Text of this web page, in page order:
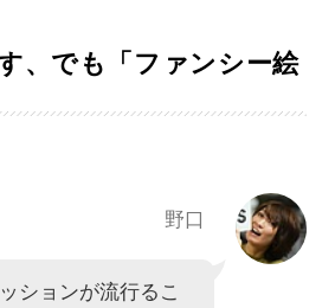
、でも「ファンシー絵
野口
ションが流行るこ